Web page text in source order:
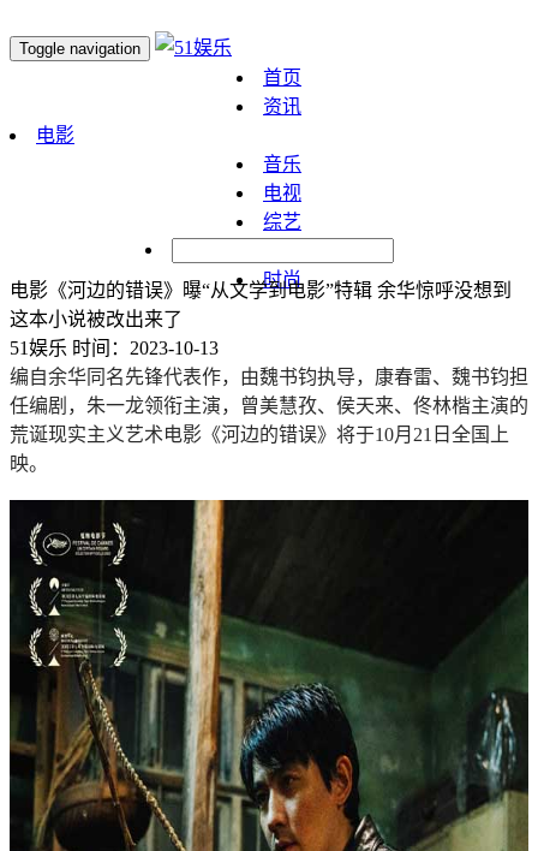
Toggle navigation
首页
资讯
电影
音乐
电视
综艺
时尚
电影《河边的错误》曝“从文学到电影”特辑 余华惊呼没想到
这本小说被改出来了
51娱乐 时间：2023-10-13
编自余华同名先锋代表作，由魏书钧执导，康春雷、魏书钧担
任编剧，朱一龙领衔主演，曾美慧孜、侯天来、佟林楷主演的
荒诞现实主义艺术电影《河边的错误》将于10月21日全国上
映。